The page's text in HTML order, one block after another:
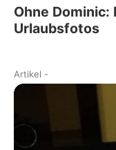
Ohne
Urlaubsfotos
Artikel -